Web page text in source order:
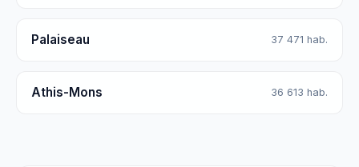
Palaiseau 37 471 hab.
Athis-Mons 36 613 hab.